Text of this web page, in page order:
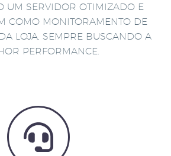
UM SERVIDOR OTIMIZADO E
COMO MONITORAMENTO DE
LOJA, SEMPRE BUSCANDO A
PERFORMANCE.